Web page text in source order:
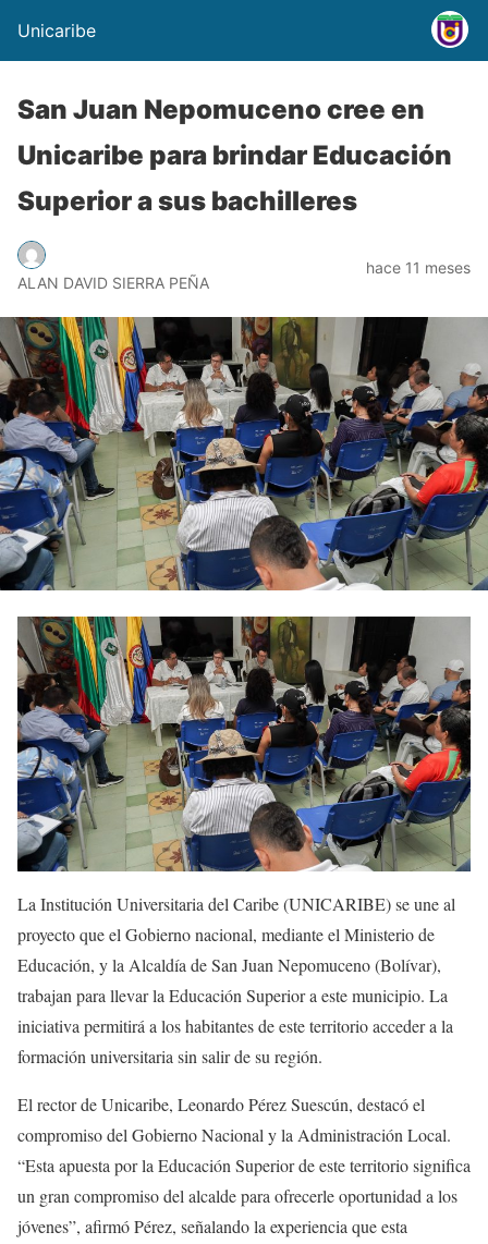
Unicaribe
San Juan Nepomuceno cree en
Unicaribe para brindar Educación
Superior a sus bachilleres
ALAN DAVID SIERRA PEÑA
hace 11 meses
La Institución Universitaria del Caribe (UNICARIBE) se une al
proyecto que el Gobierno nacional, mediante el Ministerio de
Educación, y la Alcaldía de San Juan Nepomuceno (Bolívar),
trabajan para llevar la Educación Superior a este municipio. La
iniciativa permitirá a los habitantes de este territorio acceder a la
formación universitaria sin salir de su región.
El rector de Unicaribe, Leonardo Pérez Suescún, destacó el
compromiso del Gobierno Nacional y la Administración Local.
“Esta apuesta por la Educación Superior de este territorio significa
un gran compromiso del alcalde para ofrecerle oportunidad a los
jóvenes”, afirmó Pérez, señalando la experiencia que esta